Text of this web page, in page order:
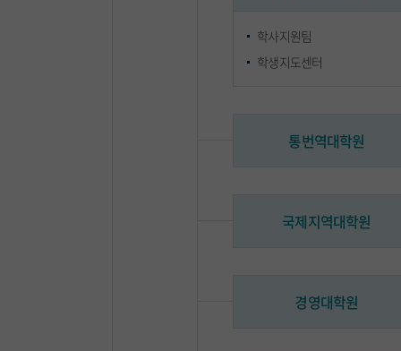
학사지원팀
학생지도센터
통번역대학원
국제지역대학원
경영대학원